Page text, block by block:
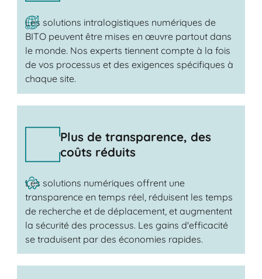
Les solutions intralogistiques numériques de
BITO peuvent être mises en œuvre partout dans
le monde. Nos experts tiennent compte à la fois
de vos processus et des exigences spécifiques à
chaque site.
Plus de transparence, des
coûts réduits
Les solutions numériques offrent une
transparence en temps réel, réduisent les temps
de recherche et de déplacement, et augmentent
la sécurité des processus. Les gains d'efficacité
se traduisent par des économies rapides.